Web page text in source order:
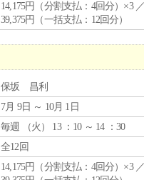
14,175円（分割支払：4回分）×3
39,375円（一括支払：12回分）
保坂 昌利
7月 9日 ～ 10月 1日
毎週 （火 ） 13 ：10 ～ 14 ：30
全12回
14,175円（分割支払：4回分）×3